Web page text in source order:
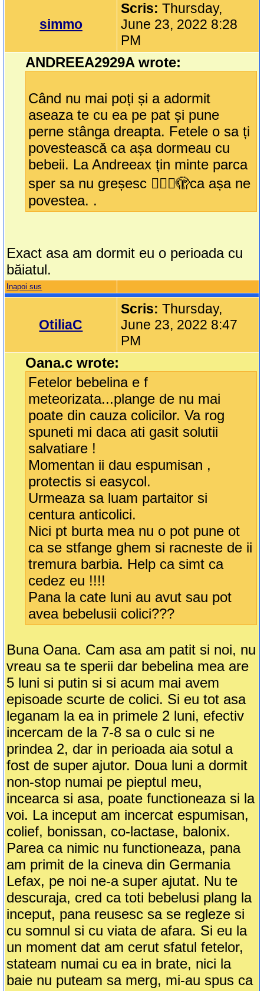
simmo
Scris:Thursday,
June 23, 2022 8:28
PM
ANDREEA2929A wrote:
Când nu mai poți și a adormit
aseaza te cu ea pe pat și pune
perne stânga dreapta. Fetele o sa ți
povestească ca așa dormeau cu
bebeii. La Andreeax țin minte parca
sper sa nu greșesc 🤦🏻‍♀️🫣ca așa ne
povestea. .
Exact asa am dormit eu o perioada cu
băiatul.
Inapoi sus
OtiliaC
Scris:Thursday,
June 23, 2022 8:47
PM
Oana.c wrote:
Fetelor bebelina e f
meteorizata...plange de nu mai
poate din cauza colicilor. Va rog
spuneti mi daca ati gasit solutii
salvatiare !
Momentan ii dau espumisan ,
protectis si easycol.
Urmeaza sa luam partaitor si
centura anticolici.
Nici pt burta mea nu o pot pune ot
ca se stfange ghem si racneste de ii
tremura barbia. Help ca simt ca
cedez eu !!!!
Pana la cate luni au avut sau pot
avea bebelusii colici???
Buna Oana. Cam asa am patit si noi, nu
vreau sa te sperii dar bebelina mea are
5 luni si putin si si acum mai avem
episoade scurte de colici. Si eu tot asa
leganam la ea in primele 2 luni, efectiv
incercam de la 7-8 sa o culc si ne
prindea 2, dar in perioada aia sotul a
fost de super ajutor. Doua luni a dormit
non-stop numai pe pieptul meu,
incearca si asa, poate functioneaza si la
voi. La inceput am incercat espumisan,
colief, bonissan, co-lactase, balonix.
Parea ca nimic nu functioneaza, pana
am primit de la cineva din Germania
Lefax, pe noi ne-a super ajutat. Nu te
descuraja, cred ca toti bebelusi plang la
inceput, pana reusesc sa se regleze si
cu somnul si cu viata de afara. Si eu la
un moment dat am cerut sfatul fetelor,
stateam numai cu ea in brate, nici la
baie nu puteam sa merg, mi-au spus ca